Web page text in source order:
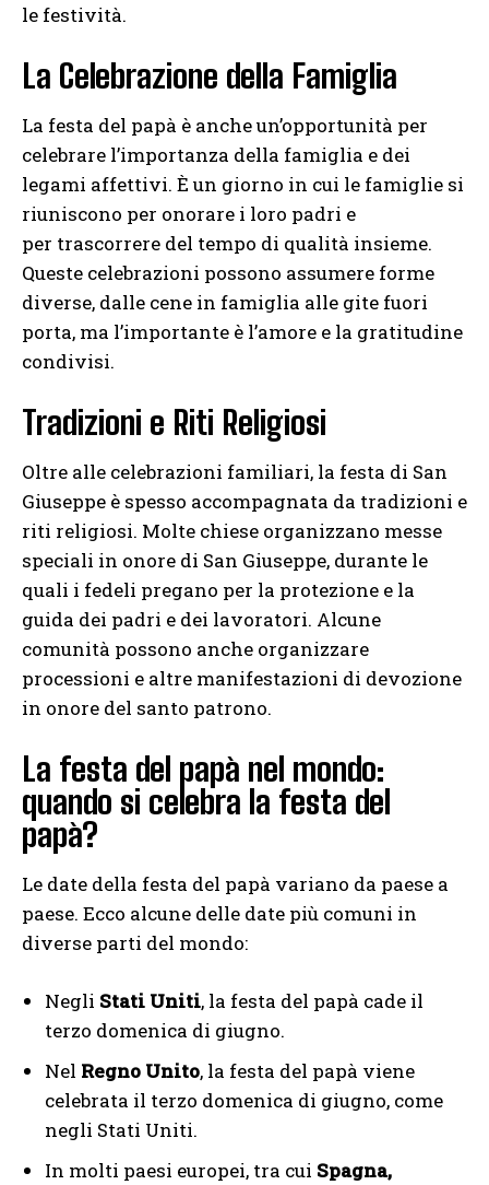
le festività.
La Celebrazione della Famiglia
La festa del papà è anche un’opportunità per
celebrare l’importanza della famiglia e dei
legami affettivi. È un giorno in cui le famiglie si
riuniscono per onorare i loro padri e
per trascorrere del tempo di qualità insieme.
Queste celebrazioni possono assumere forme
diverse, dalle cene in famiglia alle gite fuori
porta, ma l’importante è l’amore e la gratitudine
condivisi.
Tradizioni e Riti Religiosi
Oltre alle celebrazioni familiari, la festa di San
Giuseppe è spesso accompagnata da tradizioni e
riti religiosi. Molte chiese organizzano messe
speciali in onore di San Giuseppe, durante le
quali i fedeli pregano per la protezione e la
guida dei padri e dei lavoratori. Alcune
comunità possono anche organizzare
processioni e altre manifestazioni di devozione
in onore del santo patrono.
La festa del papà nel mondo:
quando si celebra la festa del
papà?
Le date della festa del papà variano da paese a
paese. Ecco alcune delle date più comuni in
diverse parti del mondo:
Negli Stati Uniti, la festa del papà cade il
terzo domenica di giugno.
Nel Regno Unito, la festa del papà viene
celebrata il terzo domenica di giugno, come
negli Stati Uniti.
In molti paesi europei, tra cui Spagna,